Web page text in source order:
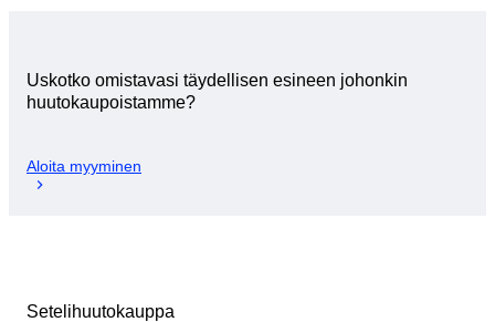
Uskotko omistavasi täydellisen esineen johonkin
huutokaupoistamme?
Aloita myyminen
Setelihuutokauppa